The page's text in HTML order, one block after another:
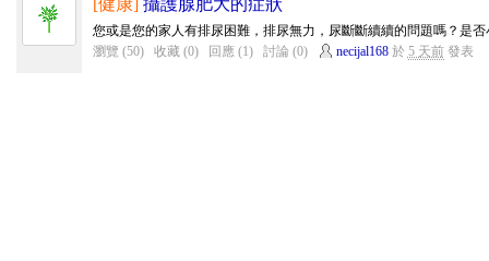
[健康] 攝護腺肥大的症狀
您或是您的家人有排尿困難，排尿無力，尿斷斷續續的問題嗎？是
瀏覽 (50)
收藏 (0) 回應 (1) 討論 (0) necijal168於 5 天前發表